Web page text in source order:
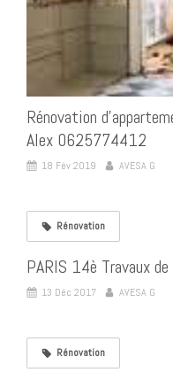
Rénovation
Alex 0625774412
18 Fév 2019 AVESA G
Rénovation
PARIS 14è Travaux
13 Déc 2017 AVESA G
Rénovation